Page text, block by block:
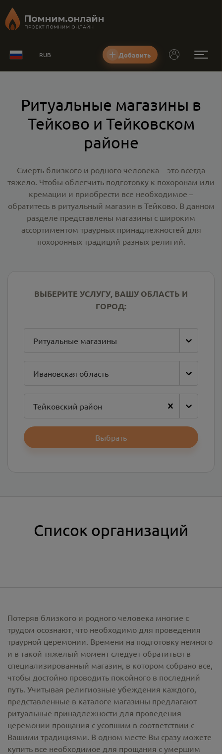
RUB Добавить
Ритуальные магазины в
Тейково и Тейковском
районе
Смерть близкого и родного человека – это всегда
тяжело. Чтобы облегчить подготовку к похоронам или
кремации и приобрести все необходимое –
обратитесь в ритуальный магазин в Тейково. В данном
разделе представлены магазины с широким
ассортиментом траурных принадлежностей для
похоронных традиций разных религий.
ВЫБЕРИТЕ УСЛУГУ, ВАШУ ОБЛАСТЬ И
ГОРОД:
Ритуальные магазины
Ивановская область
Тейковский район
Выбрать
Список организаций
Потеряв близкого и родного человека многие с
трудом осознают, что необходимо для проведения
траурной церемонии. Времени на подготовку немного
и в такой тяжелый момент следует обратиться в
специализированный магазин, в котором собрано все,
чтобы достойно проводить покойного в последний
путь. Учитывая религиозные убеждения каждого,
представленные в каталоге магазины предлагают
ритуальные принадлежности для проведения
церемонии прощания с усопшим в соответствии с
Вашими традициями. В одном месте Вы сразу можете
купить все необходимое для прощания с умершим